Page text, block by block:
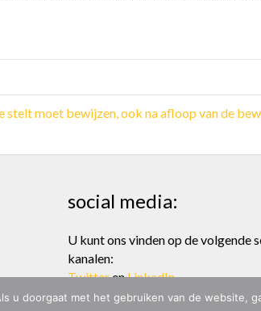
stelt moet bewijzen, ook na afloop van de
social media:
U kunt ons vinden op de volgende
kanalen:
TwitterenLinkedIn
u doorgaat met het gebruiken van de website,